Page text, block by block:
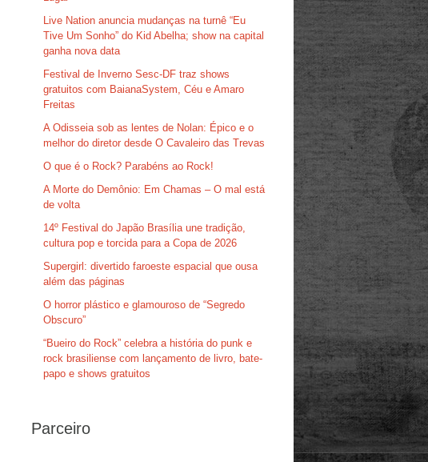
Live Nation anuncia mudanças na turnê “Eu
Tive Um Sonho” do Kid Abelha; show na capital
ganha nova data
Festival de Inverno Sesc-DF traz shows
gratuitos com BaianaSystem, Céu e Amaro
Freitas
A Odisseia sob as lentes de Nolan: Épico e o
melhor do diretor desde O Cavaleiro das Trevas
O que é o Rock? Parabéns ao Rock!
A Morte do Demônio: Em Chamas – O mal está
de volta
14º Festival do Japão Brasília une tradição,
cultura pop e torcida para a Copa de 2026
Supergirl: divertido faroeste espacial que ousa
além das páginas
O horror plástico e glamouroso de “Segredo
Obscuro”
“Bueiro do Rock” celebra a história do punk e
rock brasiliense com lançamento de livro, bate-
papo e shows gratuitos
Parceiro